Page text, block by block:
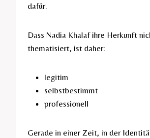
dafür.
Dass Nadia Khalaf ihre Herkunft
thematisiert, ist daher:
legitim
selbstbestimmt
professionell
Gerade in einer Zeit, in der